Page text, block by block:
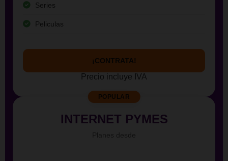
Series
Peliculas
¡CONTRATA!
Precio incluye IVA
POPULAR
INTERNET PYMES